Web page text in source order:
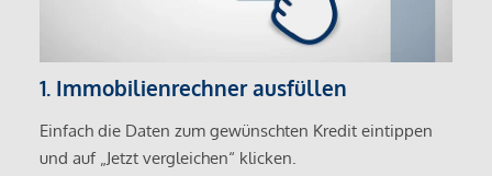
1. Immobilienrechner ausfüllen
Einfach die Daten zum gewünschten Kredit eintippen
und auf „Jetzt vergleichen“ klicken.